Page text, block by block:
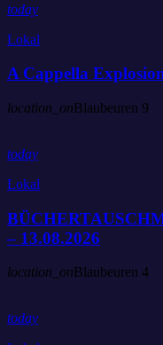
today
Lokal
A Cappella
location_onBlaubeuren 9
today
Lokal
– 13.08.2026
location_on Blaubeuren 4
today